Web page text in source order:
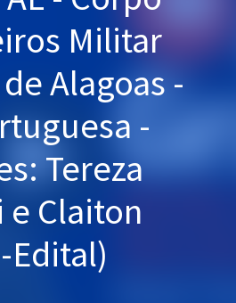
Militar
Alagoas -
-
Tereza
e Claiton
Edital)